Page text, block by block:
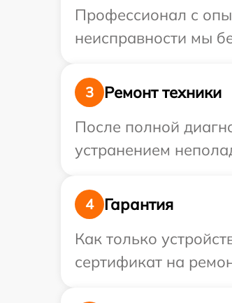
Профессионал с
неисправности мы
3
Ремонт техники
После полной
устранением
4
Гарантия
Как только
сертификат на